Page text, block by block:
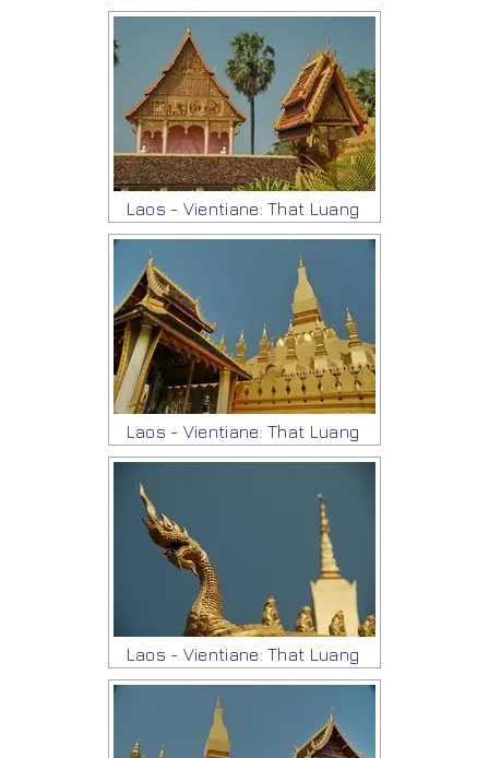
Laos - Vientiane: That Luang
Laos - Vientiane: That Luang
Laos - Vientiane: That Luang